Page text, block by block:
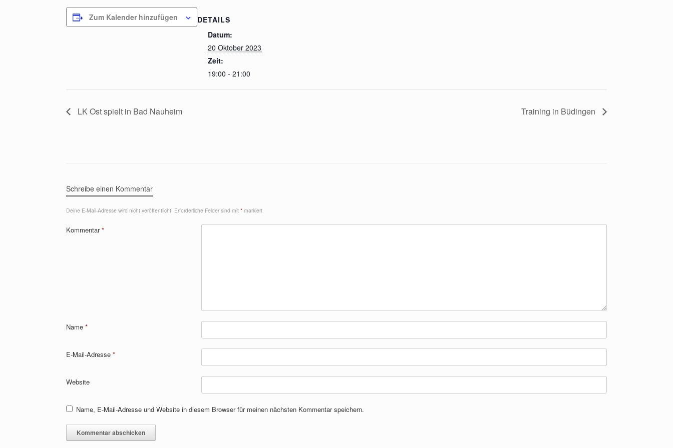
Zum Kalender hinzufügen
DETAILS
Datum:
20 Oktober 2023
Zeit:
19:00 - 21:00
LK Ost spielt in Bad Nauheim Training in Büdingen
Schreibe einen Kommentar
Deine E-Mail-Adresse wird nicht veröffentlicht. Erforderliche Felder sind mit * markiert
Kommentar*
Name *
E-Mail-Adresse *
Website
Name, E-Mail-Adresse und Website in diesem Browser für meinen nächsten Kommentar speichern.